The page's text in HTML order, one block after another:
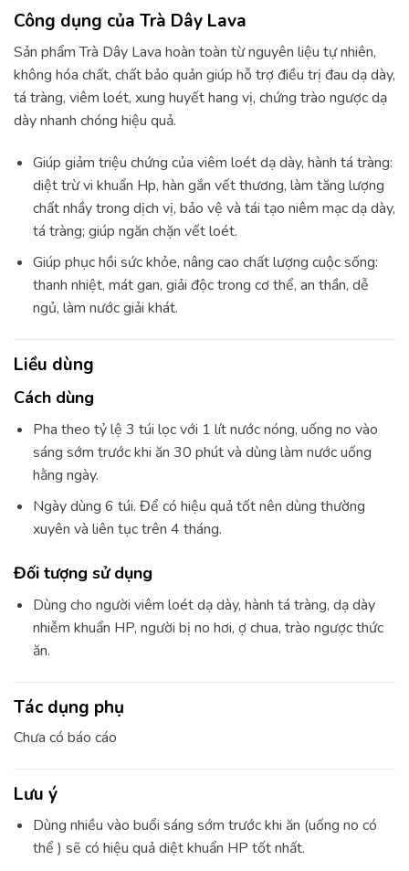
Công dụng của Trà Dây Lava
Sản phẩm Trà Dây Lava hoàn toàn từ nguyên liệu tự nhiên,
không hóa chất, chất bảo quản giúp hỗ trợ điều trị đau dạ dày,
tá tràng, viêm loét, xung huyết hang vị, chứng trào ngược dạ
dày nhanh chóng hiệu quả.
Giúp giảm triệu chứng của viêm loét dạ dày, hành tá tràng:
diệt trừ vi khuẩn Hp, hàn gắn vết thương, làm tăng lượng
chất nhầy trong dịch vị, bảo vệ và tái tạo niêm mạc dạ dày,
tá tràng; giúp ngăn chặn vết loét.
Giúp phục hồi sức khỏe, nâng cao chất lượng cuộc sống:
thanh nhiệt, mát gan, giải độc trong cơ thể, an thần, dễ
ngủ, làm nước giải khát.
Liều dùng
Cách dùng
Pha theo tỷ lệ 3 túi lọc với 1 lít nước nóng, uống no vào
sáng sớm trước khi ăn 30 phút và dùng làm nước uống
hằng ngày.
Ngày dùng 6 túi. Để có hiệu quả tốt nên dùng thường
xuyên và liên tục trên 4 tháng.
Đối tượng sử dụng
Dùng cho người viêm loét dạ dày, hành tá tràng, dạ dày
nhiễm khuẩn HP, người bị no hơi, ợ chua, trào ngược thức
ăn.
Tác dụng phụ
Chưa có báo cáo
Lưu ý
Dùng nhiều vào buổi sáng sớm trước khi ăn (uống no có
thể ) sẽ có hiệu quả diệt khuẩn HP tốt nhất.